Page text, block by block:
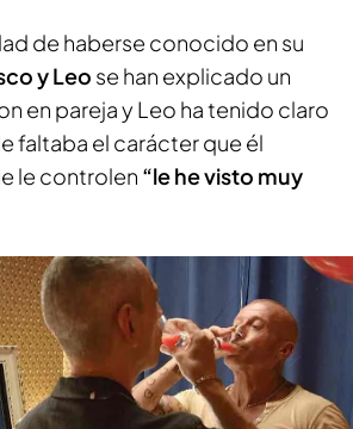
de haberse conocido en su
y Leo se han explicado un
en pareja y Leo ha tenido claro
faltaba el carácter que él
le controlen “le he visto muy